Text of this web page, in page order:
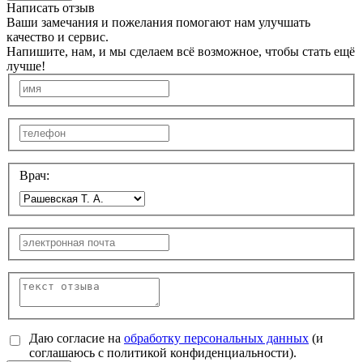
Написать отзыв
Ваши замечания и пожелания помогают нам улучшать
качество и сервис.
Напишите, нам, и мы сделаем всё возможное, чтобы стать ещё
лучше!
Врач:
Даю согласие на обработку персональных данных (и
соглашаюсь с политикой конфиденциальности).